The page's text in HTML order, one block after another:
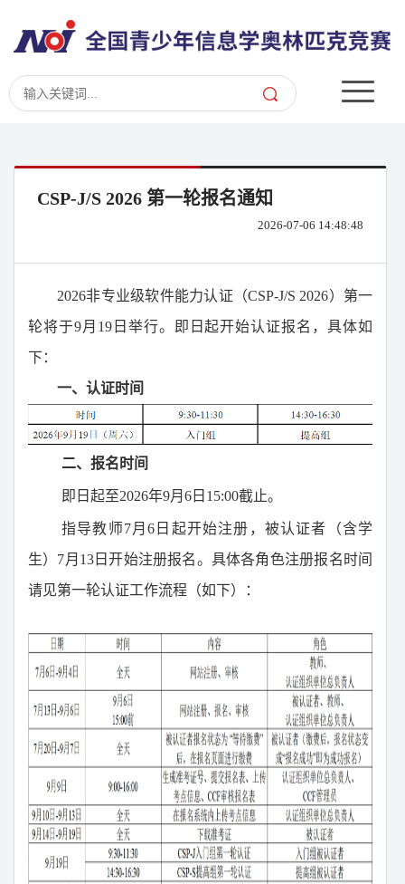
CSP-J/S 2026 第一轮报名通知
2026-07-06 14:48:48
2026非专业级软件能力认证（CSP-J/S 2026）第一
轮将于9月 19日举行。即日起开始认证报名，具体如
下：
一、认证时间
二、报名时间
即日起至2026年9月 6 日 15:00截止。
指导教师7月6 日起开始注册，被认证者（含学
生） 7月 13日开始注册报名。具体各角色注册报名时间
请见第一轮认证工作流程（如下）：